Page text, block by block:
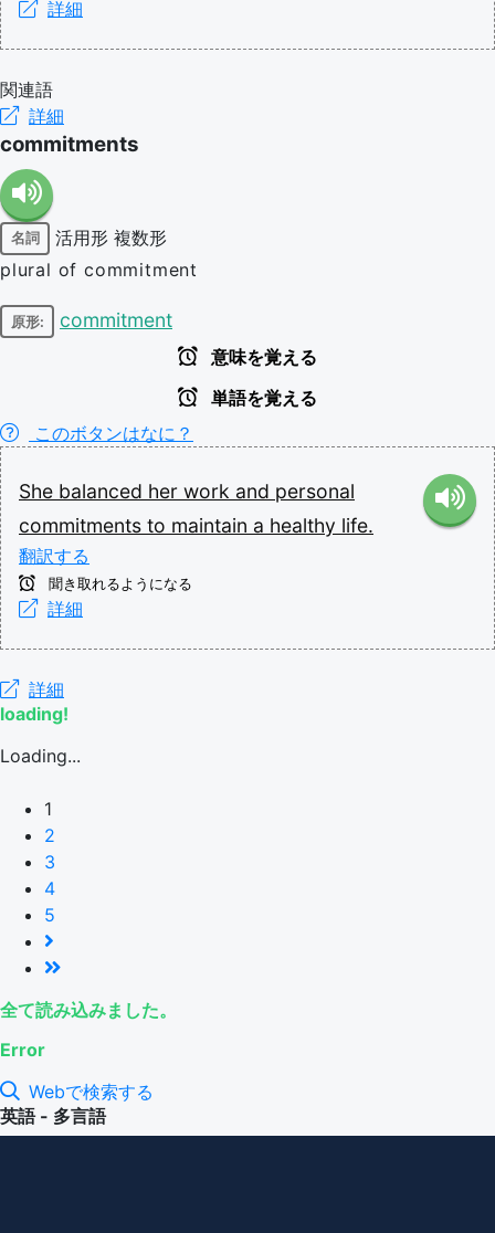
詳細
関連語
詳細
commitments
名詞 活用形 複数形
plural of commitment
原形: commitment
意味を覚える
単語を覚える
このボタンはなに？
She balanced her work and personal
commitments to maintain a healthy life.
翻訳する
聞き取れるようになる
詳細
詳細
loading!
Loading...
1
2
3
4
5
全て読み込みました。
Error
Webで検索する
英語 - 多言語